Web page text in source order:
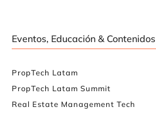
Eventos, Educación & Contenidos
PropTech Latam
PropTech Latam Summit
Real Estate Management Tech